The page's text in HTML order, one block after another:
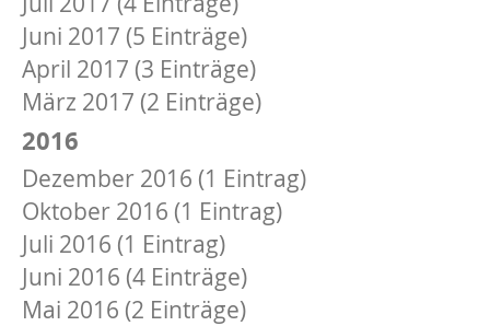
Juni 2017 (5 Einträge)
April 2017 (3 Einträge)
März 2017 (2 Einträge)
2016
Dezember 2016 (1 Eintrag)
Oktober 2016 (1 Eintrag)
Juli 2016 (1 Eintrag)
Juni 2016 (4 Einträge)
Mai 2016 (2 Einträge)